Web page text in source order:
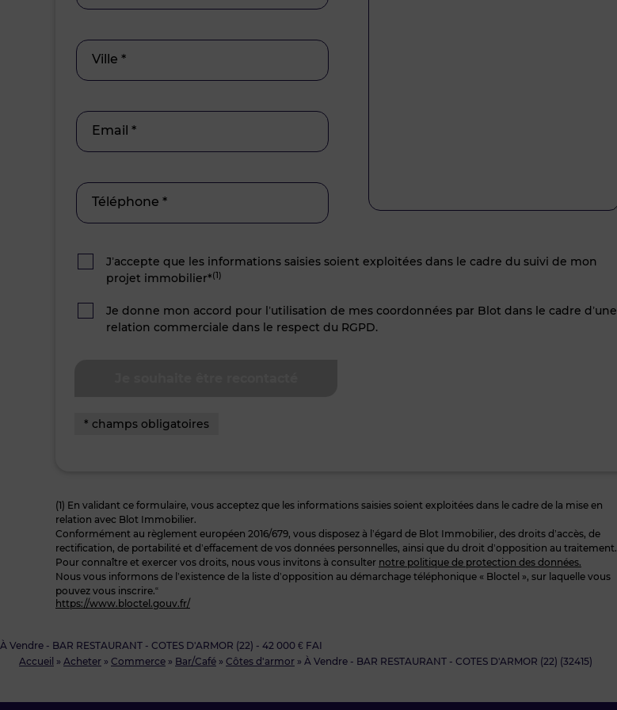
Accueil » Acheter » Commerce » Bar/Café » Côtes d'armor » À Vendre - BAR RESTAURANT - COTES D'ARMOR (22) (32415)
À Vendre - BAR RESTAURANT - COTES D'ARMOR (22) - 42 000 € FAI
Ville *
Email *
Téléphone *
J’accepte que les informations saisies soient exploitées dans le cadre du suivi de mon
projet immobilier*(1)
Je donne mon accord pour l’utilisation de mes coordonnées par Blot dans le cadre d’une
relation commerciale dans le respect du RGPD.
* champs obligatoires
(1) En validant ce formulaire, vous acceptez que les informations saisies soient exploitées dans le cadre de la mise en
relation avec Blot Immobilier.
Conformément au règlement européen 2016/679, vous disposez à l’égard de Blot Immobilier, des droits d’accès, de
rectification, de portabilité et d’effacement de vos données personnelles, ainsi que du droit d’opposition au traitement.
Pour connaître et exercer vos droits, nous vous invitons à consulter notre politique de protection des données.
Nous vous informons de l’existence de la liste d’opposition au démarchage téléphonique « Bloctel », sur laquelle vous
pouvez vous inscrire.“
https://www.bloctel.gouv.fr/